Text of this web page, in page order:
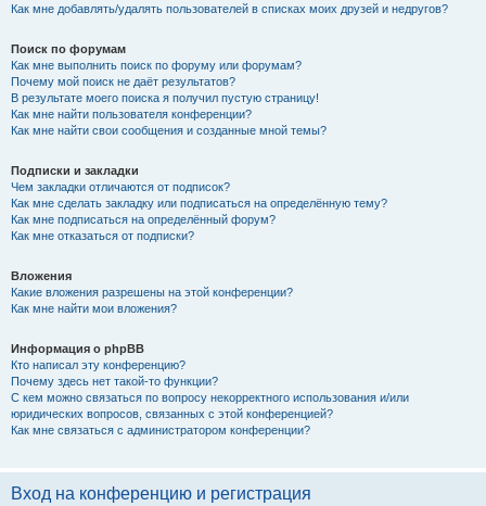
Как мне добавлять/удалять пользователей в списках моих друзей и недругов?
Поиск по форумам
Как мне выполнить поиск по форуму или форумам?
Почему мой поиск не даёт результатов?
В результате моего поиска я получил пустую страницу!
Как мне найти пользователя конференции?
Как мне найти свои сообщения и созданные мной темы?
Подписки и закладки
Чем закладки отличаются от подписок?
Как мне сделать закладку или подписаться на определённую тему?
Как мне подписаться на определённый форум?
Как мне отказаться от подписки?
Вложения
Какие вложения разрешены на этой конференции?
Как мне найти мои вложения?
Информация о phpBB
Кто написал эту конференцию?
Почему здесь нет такой-то функции?
С кем можно связаться по вопросу некорректного использования и/или
юридических вопросов, связанных с этой конференцией?
Как мне связаться с администратором конференции?
Вход на конференцию и регистрация